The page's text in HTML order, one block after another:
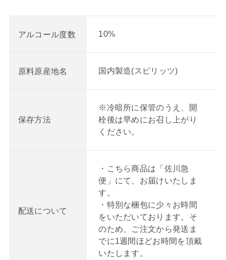
アルコール度数 10%
原料原産地名 国内製造(スピリッツ)
保存方法
※冷暗所に保管のうえ、開
栓後は早めにお召し上がり
ください。
配送について
・こちら商品は「佐川急
便」にて、お届けいたしま
す。
・特別な梱包に少々お時間
をいただいております。そ
のため、ご注文から発送ま
でに1週間ほどお時間を頂戴
いたします。